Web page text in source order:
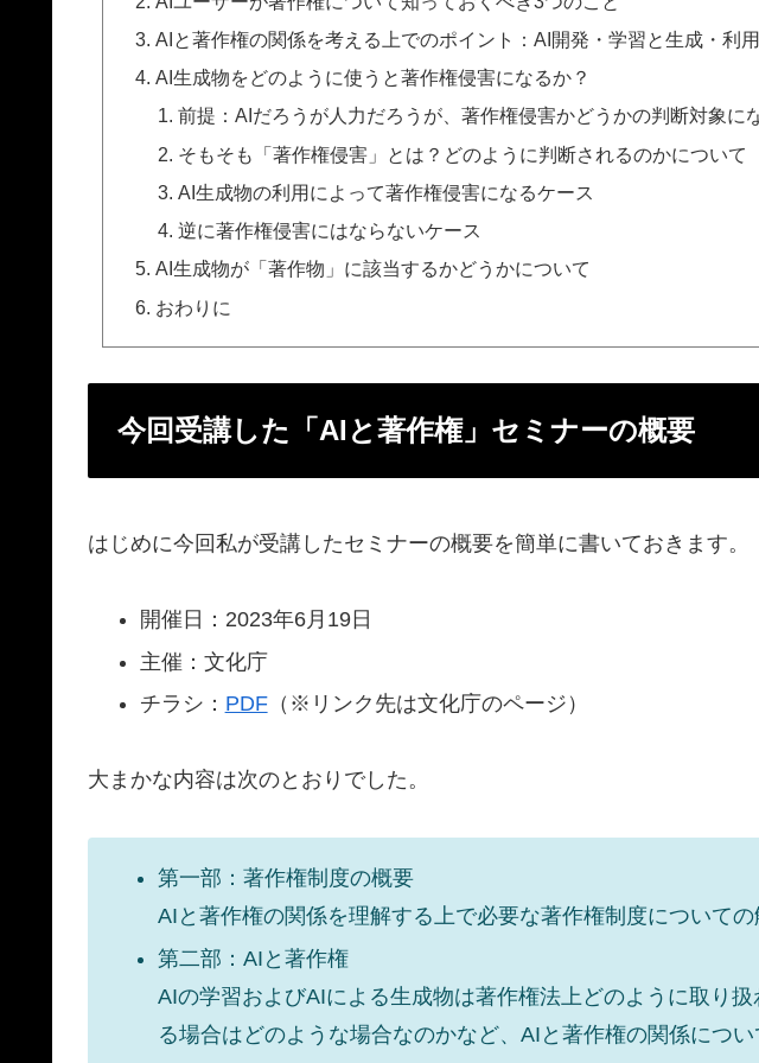
AIと著作権の関係を考える上でのポイント：AI開発・学習と生成・利
AI生成物をどのように使うと著作権侵害になるか？
前提：AIだろうが人力だろうが、著作権侵害かどうかの判断対象に
そもそも「著作権侵害」とは？どのように判断されるのかについて
AI生成物の利用によって著作権侵害になるケース
逆に著作権侵害にはならないケース
AI生成物が「著作物」に該当するかどうかについて
おわりに
今回受講した「AIと著作権」セミナーの概要
はじめに今回私が受講したセミナーの概要を簡単に書いておきます。
開催日：2023年6月19日
主催：文化庁
チラシ： PDF（※リンク先は文化庁のページ）
大まかな内容は次のとおりでした。
第一部：著作権制度の概要
AIと著作権の関係を理解する上で必要な著作権制度についての
第二部：AIと著作権
AIの学習およびAIによる生成物は著作権法上どのように取り
る場合はどのような場合なのかなど、AIと著作権の関係につい